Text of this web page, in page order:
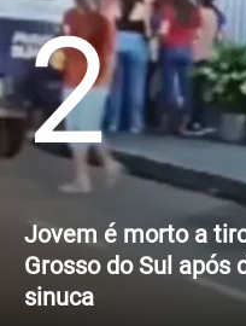
2
Jovem é morto a
Grosso do Sul após
sinuca